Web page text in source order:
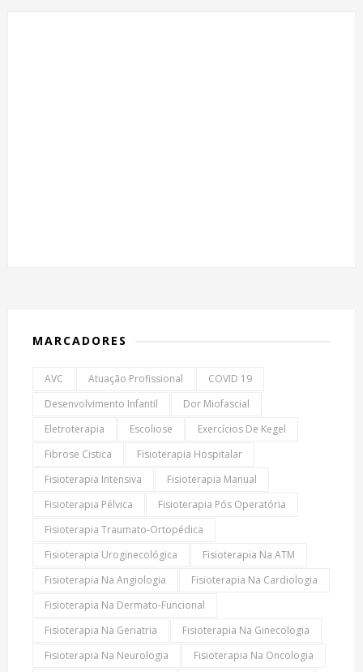
MARCADORES
AVC Atuação Profissional
COVID 19
Desenvolvimento Infantil
Dor Miofascial
Eletroterapia
Escoliose
Exercícios De Kegel
Fibrose Cistica
Fisioterapia Hospitalar
Fisioterapia Intensiva
Fisioterapia Manual
Fisioterapia Pélvica
Fisioterapia Pós Operatória
Fisioterapia Traumato-Ortopédica
Fisioterapia Uroginecológica
Fisioterapia Na ATM
Fisioterapia Na Angiologia
Fisioterapia Na Cardiologia
Fisioterapia Na Dermato-Funcional
Fisioterapia Na Geriatria
Fisioterapia Na Ginecologia
Fisioterapia Na Neurologia
Fisioterapia Na Oncologia